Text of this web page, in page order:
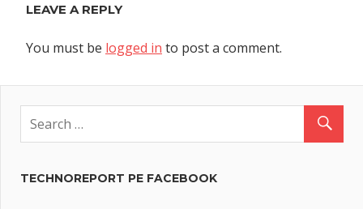
LEAVE A REPLY
You must be logged in to post a comment.
TECHNOREPORT PE FACEBOOK